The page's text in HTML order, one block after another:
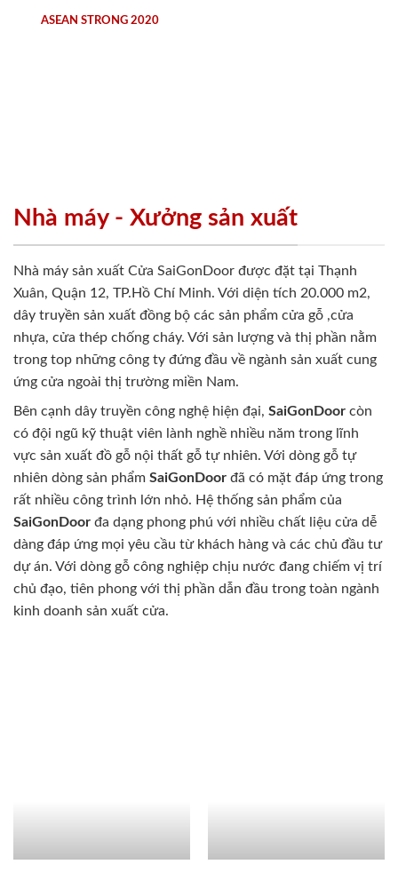
ASEAN STRONG 2020
Nhà máy - Xưởng sản xuất
Nhà máy sản xuất Cửa SaiGonDoor được đặt tại Thạnh
Xuân, Quận 12, TP.Hồ Chí Minh. Với diện tích 20.000 m2,
dây truyền sản xuất đồng bộ các sản phẩm cửa gỗ ,cửa
nhựa, cửa thép chống cháy. Với sản lượng và thị phần nằm
trong top những công ty đứng đầu về ngành sản xuất cung
ứng cửa ngoài thị trường miền Nam.
Bên cạnh dây truyền công nghệ hiện đại, SaiGonDoor còn
có đội ngũ kỹ thuật viên lành nghề nhiều năm trong lĩnh
vực sản xuất đồ gỗ nội thất gỗ tự nhiên. Với dòng gỗ tự
nhiên dòng sản phẩm SaiGonDoor đã có mặt đáp ứng trong
rất nhiều công trình lớn nhỏ. Hệ thống sản phẩm của
SaiGonDoor đa dạng phong phú với nhiều chất liệu cửa dễ
dàng đáp ứng mọi yêu cầu từ khách hàng và các chủ đầu tư
dự án. Với dòng gỗ công nghiệp chịu nước đang chiếm vị trí
chủ đạo, tiên phong với thị phần dẫn đầu trong toàn ngành
kinh doanh sản xuất cửa.